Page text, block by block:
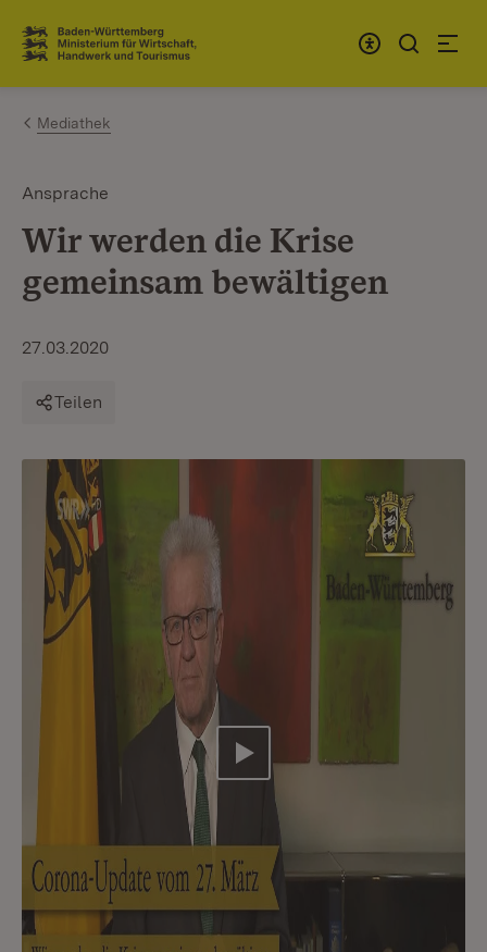
Zum Inhalt springen
Link zur Startseite
Mediathek
Ansprache
Wir werden die Krise
gemeinsam bewältigen
27.03.2020
Teilen
Video abspielen